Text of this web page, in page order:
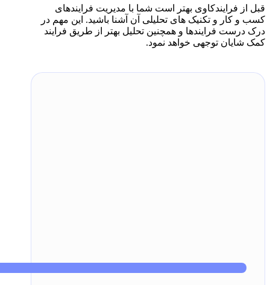
قبل از فرایندکاوی بهتر است شما با مدیریت فرایندهای
کسب و کار و تکنیک های تحلیلی آن آشنا باشید. این مهم در
درک درست فرایندها و همچنین تحلیل بهتر از طریق فرایند
کمک شایان توجهی خواهد نمود.